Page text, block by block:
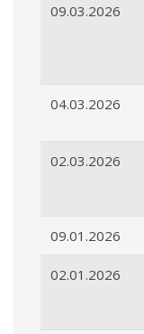
09.03.2026
04.03.2026
02.03.2026
09.01.2026
02.01.2026